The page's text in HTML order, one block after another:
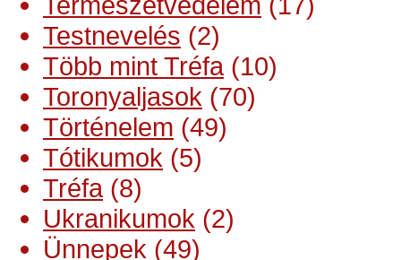
Testnevelés (2)
Több mint Tréfa (10)
Toronyaljasok (70)
Történelem (49)
Tótikumok (5)
Tréfa (8)
Ukranikumok (2)
Ünnepek (49)